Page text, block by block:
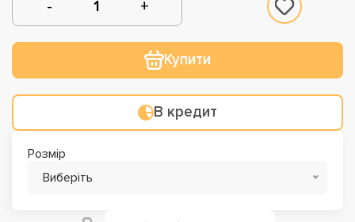
Купити
В кредит
Розмір
Виберіть